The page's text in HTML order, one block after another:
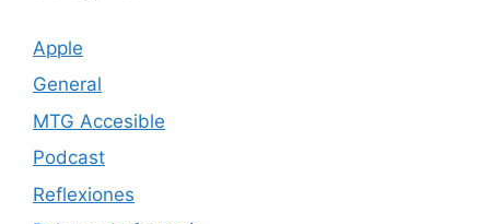
Apple
General
MTG Accesible
Podcast
Reflexiones